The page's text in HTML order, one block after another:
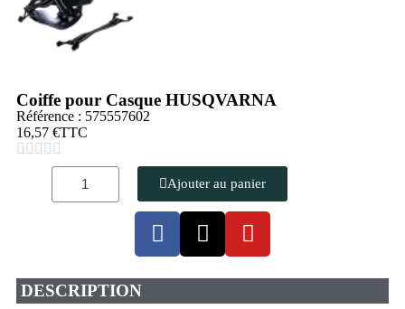
Coiffe pour Casque HUSQVARNA
Référence : 575557602
16,57 €TTC
    
Ajouter au panier
DESCRIPTION